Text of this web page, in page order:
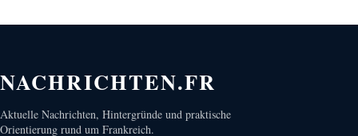
NACHRICHTEN.FR
Aktuelle Nachrichten, Hintergründe und praktische
Orientierung rund um Frankreich.